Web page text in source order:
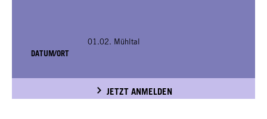
DATUM/ORT
01.02. Mühltal
JETZT ANMELDEN